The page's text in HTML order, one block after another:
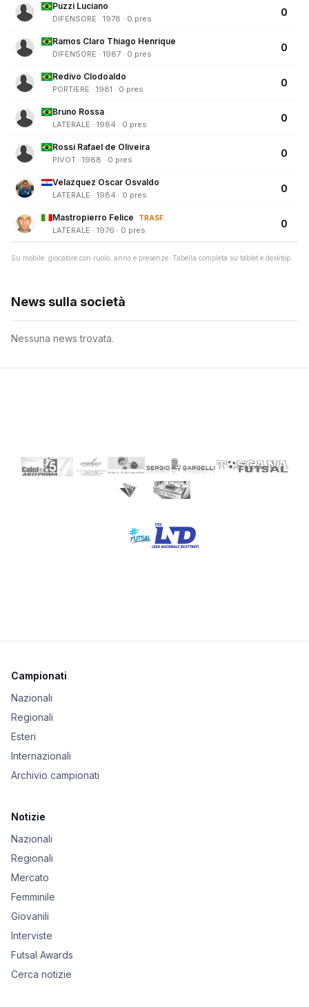
Puzzi Luciano
DIFENSORE · 1978 · 0 pres
0
Ramos Claro Thiago Henrique
DIFENSORE · 1987 · 0 pres
0
Redivo Clodoaldo
PORTIERE · 1981 · 0 pres
0
Bruno Rossa
LATERALE · 1984 · 0 pres
0
Rossi Rafael de Oliveira
PIVOT · 1988 · 0 pres
0
Velazquez Oscar Osvaldo
LATERALE · 1984 · 0 pres
0
Mastropierro Felice TRASF.
LATERALE · 1976 · 0 pres
0
Su mobile: giocatore con ruolo, anno e presenze. Tabella completa su tablet e desktop.
News sulla società
Nessuna news trovata.
Campionati
Nazionali
Regionali
Esteri
Internazionali
Archivio campionati
Notizie
Nazionali
Regionali
Mercato
Femminile
Giovanili
Interviste
Futsal Awards
Cerca notizie